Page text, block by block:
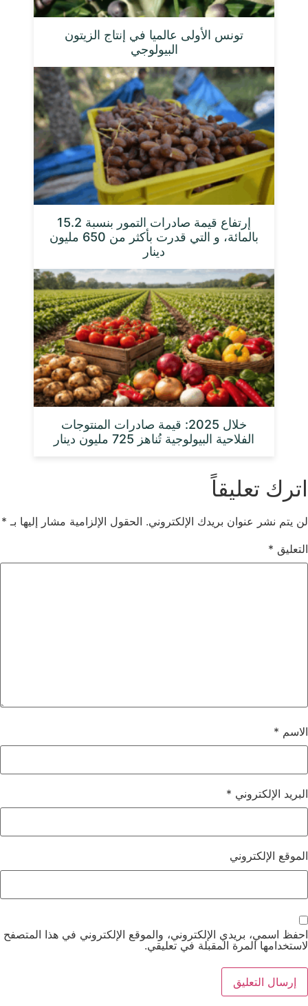
تونس الأولى عالميا في إنتاج الزيتون
البيولوجي
إرتفاع قيمة صادرات التمور بنسبة 15.2
بالمائة، و التي قدرت بأكثر من 650 مليون
دينار
خلال 2025: قيمة صادرات المنتوجات
الفلاحية البيولوجية تُناهز 725 مليون دينار
اترك تعليقاً
لن يتم نشر عنوان بريدك الإلكتروني. الحقول الإلزامية مشار إليها بـ *
التعليق *
الاسم *
البريد الإلكتروني *
الموقع الإلكتروني
احفظ اسمي، بريدي الإلكتروني، والموقع الإلكتروني في هذا المتصفح
لاستخدامها المرة المقبلة في تعليقي.